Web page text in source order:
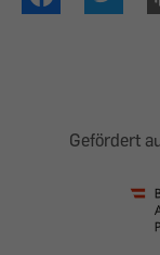
Gefördert